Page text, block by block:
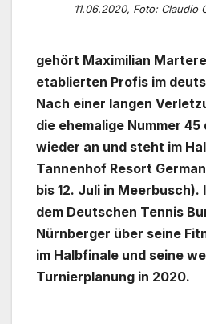
11.06.2020, Foto: Claudio
gehört Maximilian
etablierten Profis im
Nach einer langen
die ehemalige Nummer
wieder an und steht im
Tannenhof Resort
bis 12. Juli in
dem Deutschen Tennis
Nürnberger über seine
im Halbfinale und seine
Turnierplanung in 2020.